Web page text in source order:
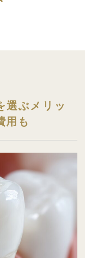
選ぶメリッ
用も